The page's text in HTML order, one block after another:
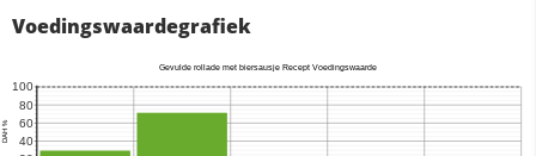
Voedingswaardegrafiek